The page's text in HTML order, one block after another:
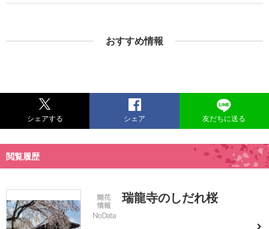
おすすめ情報
シェアする シェア 友だちに送る
閲覧履歴
瑞龍寺のしだれ桜